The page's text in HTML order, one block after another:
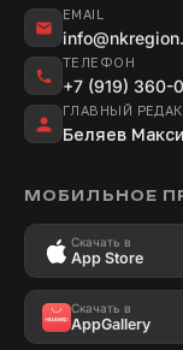
EMAIL
ТЕЛЕФОН
+7 (919) 360-
ГЛАВНЫЙ
Беляев
МОБИЛЬНОЕ
Скачать в
App Store
Скачать в
AppGallery